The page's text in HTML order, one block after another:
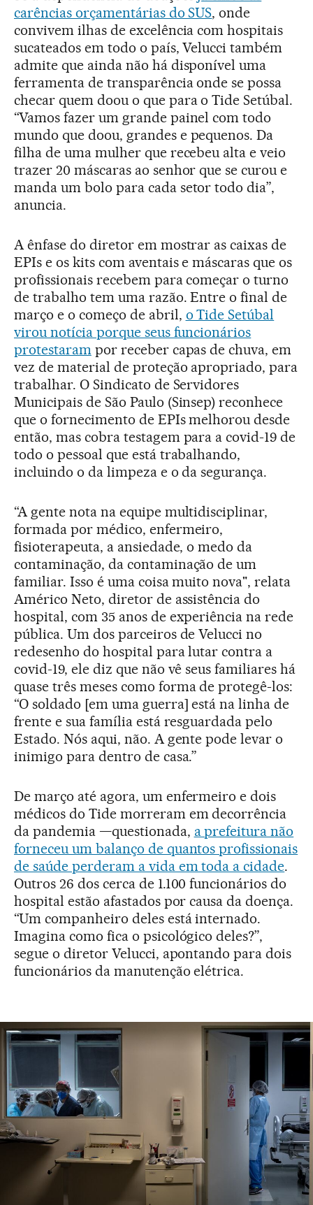
carências orçamentárias do SUS, onde
convivem ilhas de excelência com hospitais
sucateados em todo o país, Velucci também
admite que ainda não há disponível uma
ferramenta de transparência onde se possa
checar quem doou o que para o Tide Setúbal.
“Vamos fazer um grande painel com todo
mundo que doou, grandes e pequenos. Da
filha de uma mulher que recebeu alta e veio
trazer 20 máscaras ao senhor que se curou e
manda um bolo para cada setor todo dia”,
anuncia.
A ênfase do diretor em mostrar as caixas de
EPIs e os kits com aventais e máscaras que os
profissionais recebem para começar o turno
de trabalho tem uma razão. Entre o final de
março e o começo de abril, o Tide Setúbal
virou notícia porque seus funcionários
protestarampor receber capas de chuva, em
vez de material de proteção apropriado, para
trabalhar. O Sindicato de Servidores
Municipais de São Paulo (Sinsep) reconhece
que o fornecimento de EPIs melhorou desde
então, mas cobra testagem para a covid-19 de
todo o pessoal que está trabalhando,
incluindo o da limpeza e o da segurança.
“A gente nota na equipe multidisciplinar,
formada por médico, enfermeiro,
fisioterapeuta, a ansiedade, o medo da
contaminação, da contaminação de um
familiar. Isso é uma coisa muito nova", relata
Américo Neto, diretor de assistência do
hospital, com 35 anos de experiência na rede
pública. Um dos parceiros de Velucci no
redesenho do hospital para lutar contra a
covid-19, ele diz que não vê seus familiares há
quase três meses como forma de protegê-los:
“O soldado [em uma guerra] está na linha de
frente e sua família está resguardada pelo
Estado. Nós aqui, não. A gente pode levar o
inimigo para dentro de casa.”
De março até agora, um enfermeiro e dois
médicos do Tide morreram em decorrência
da pandemia —questionada, a prefeitura não
forneceu um balanço de quantos profissionais
de saúde perderam a vida em toda a cidade.
Outros 26 dos cerca de 1.100 funcionários do
hospital estão afastados por causa da doença.
“Um companheiro deles está internado.
Imagina como fica o psicológico deles?”,
segue o diretor Velucci, apontando para dois
funcionários da manutenção elétrica.